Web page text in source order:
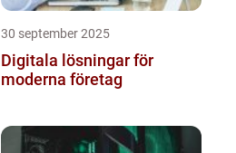
30 september 2025
Digitala lösningar för
moderna företag